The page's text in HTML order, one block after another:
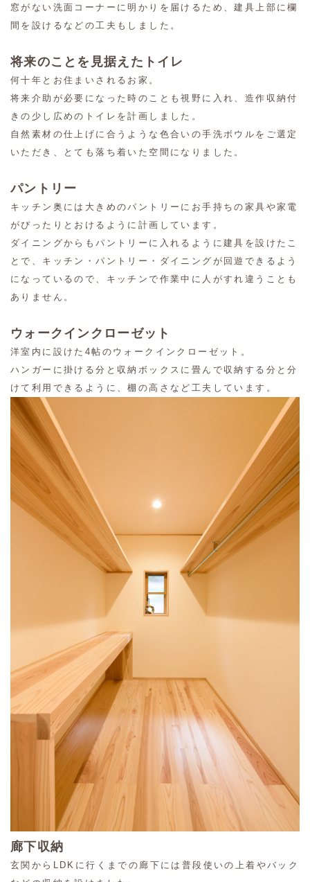
窓がない洗面コーナーに明かりを届けるため、建具上部に欄
間を設けるなどの工夫もしました。
将来のことを見据えたトイレ
何十年とお住まいされるお家。
将来介助が必要になった時のことも視野に入れ、造作収納付
きの少し広めのトイレを計画しました。
自然素材の仕上げに合うような色合いの手洗ボウルをご選定
いただき、とても落ち着いた空間になりました。
パントリー
キッチン奥には大きめのパントリーにお手持ちの家具や家電
がぴったりとおけるように計画しています。
ダイニングからもパントリーに入れるように建具を設けたこ
とで、キッチン・パントリー・ダイニングが回遊できるよう
になっているので、キッチンで作業中に人がすれ違うことも
ありません。
ウォークインクローゼット
洋室内に設けた4帖のウォークインクローゼット。
ハンガーに掛ける分と収納ボックスに畳んで収納する分と分
けて利用できるように、棚の高さなど工夫しています。
廊下収納
玄関からLDKに行くまでの廊下には普段使いの上着やバック